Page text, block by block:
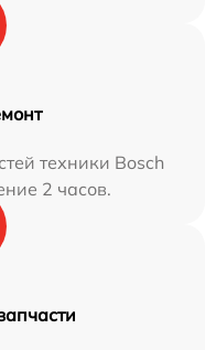
техники Bosch
2 часов.